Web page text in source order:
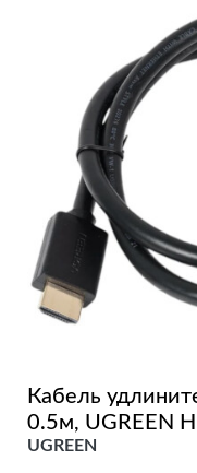
Кабель
0.5м, UGREEN
UGREEN